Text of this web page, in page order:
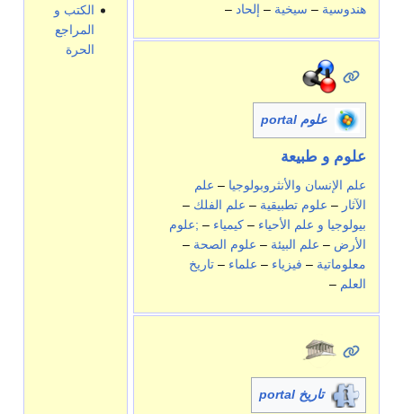
الكتب و
المراجع
الحرة
هندوسية – سيخية – إلحاد –
علوم portal
علوم و طبيعة
علم الإنسان والأنثروبولوجيا – علم
الآثار – علوم تطبيقية – علم الفلك –
بيولوجيا و علم الأحياء – كيمياء – ;علوم
الأرض – علم البيئة – علوم الصحة –
معلوماتية – فيزياء – علماء – تاريخ
العلم –
تاريخ portal